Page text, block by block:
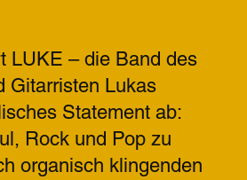
LUKE – die Band des
Gitarristen Lukas
Statement ab:
Rock und Pop zu
organisch klingenden